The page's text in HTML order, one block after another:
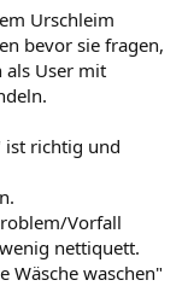
Urschleim
bevor sie fragen,
als User mit
ist richtig und
Vorfall
nettiquett.
Wäsche waschen"